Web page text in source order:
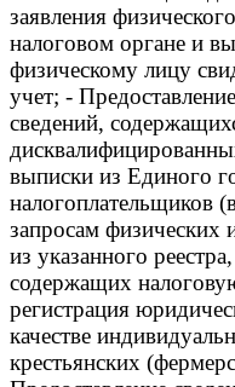
заявления
налоговом органе и
физическому лицу
учет; -
сведений,
выписки из Единого
налогоплательщиков
запросам
из указанного
содержащих
регистрация
качестве
крестьянских